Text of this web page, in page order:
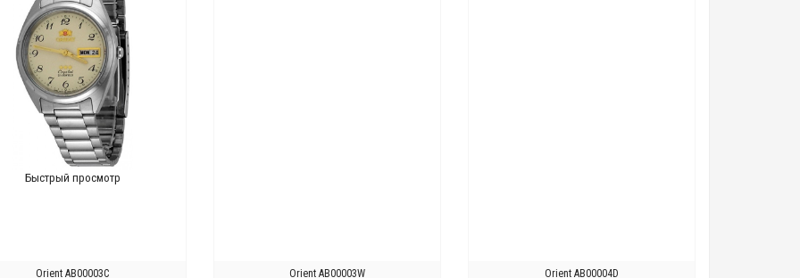
Быстрый просмотр
Orient AB00003C Orient AB00003W Orient AB00004D